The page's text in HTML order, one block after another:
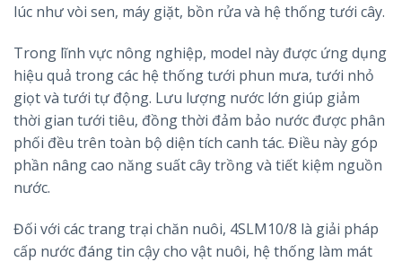
lúc như vòi sen, máy giặt, bồn rửa và hệ thống tưới cây.
Trong lĩnh vực nông nghiệp, model này được ứng dụng
hiệu quả trong các hệ thống tưới phun mưa, tưới nhỏ
giọt và tưới tự động. Lưu lượng nước lớn giúp giảm
thời gian tưới tiêu, đồng thời đảm bảo nước được phân
phối đều trên toàn bộ diện tích canh tác. Điều này góp
phần nâng cao năng suất cây trồng và tiết kiệm nguồn
nước.
Đối với các trang trại chăn nuôi, 4SLM10/8 là giải pháp
cấp nước đáng tin cậy cho vật nuôi, hệ thống làm mát